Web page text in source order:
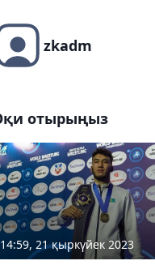
zkadm
отырыңыз
14:59, 21 қыркүйек 2023